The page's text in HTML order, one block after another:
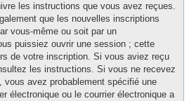
les instructions que vous avez reçues.
que les nouvelles inscriptions
vous-même ou soit par un
puissiez ouvrir une session ; cette
de votre inscription. Si vous aviez reçu
les instructions. Si vous ne recevez
vous avez probablement spécifié une
électronique ou le courrier électronique a